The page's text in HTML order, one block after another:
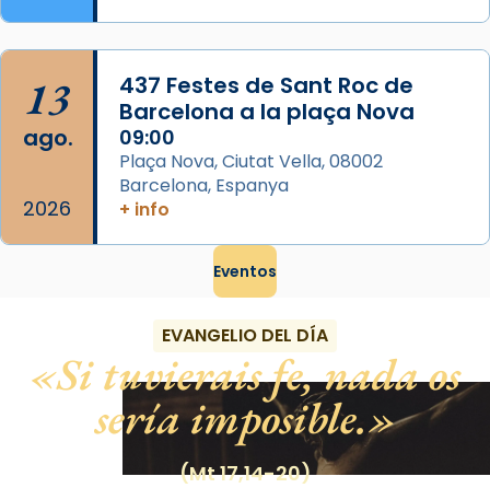
13
ago.
2026
437 Festes de Sant Roc de
Barcelona a la plaça Nova
09:00
Plaça Nova, Ciutat Vella, 08002
Barcelona, Espanya
+ info
Eventos
EVANGELIO DEL DÍA
Si tuvierais fe, nada os
sería imposible.
(Mt 17,14-20)